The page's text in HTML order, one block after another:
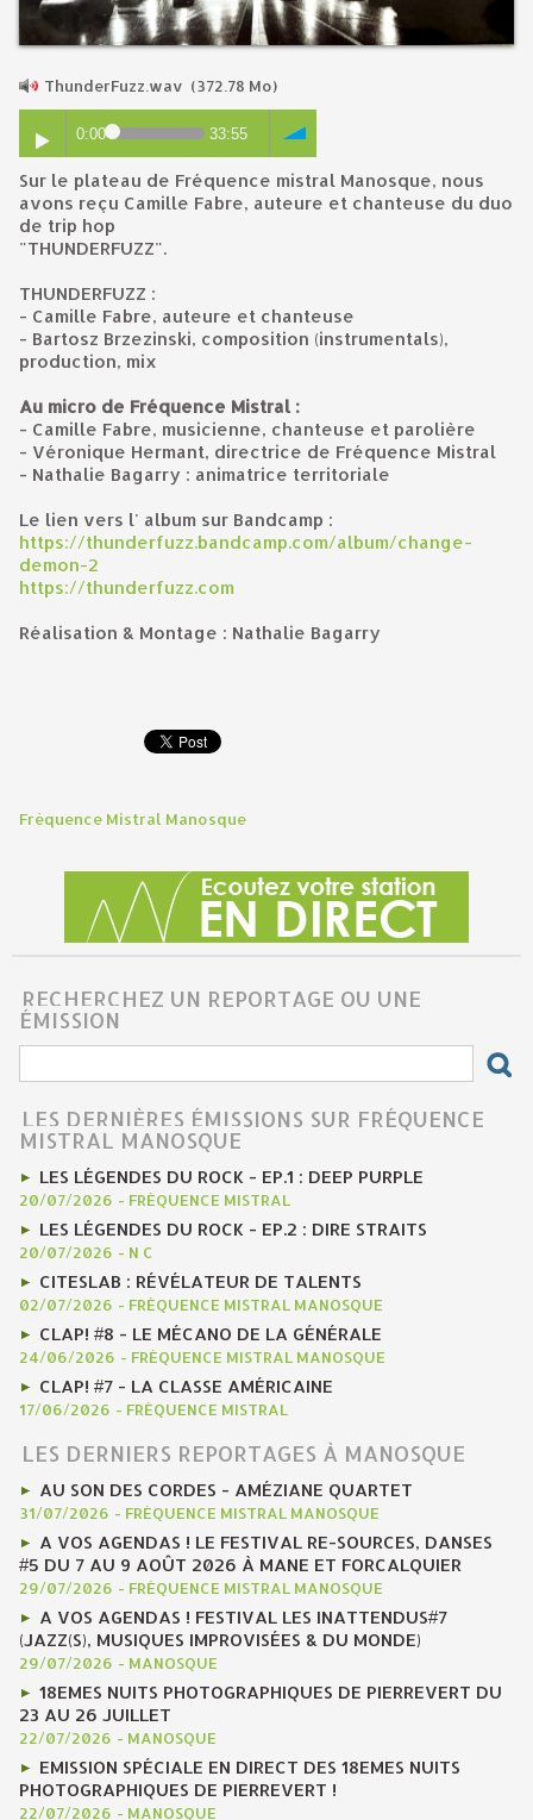
ThunderFuzz.wav (372.78 Mo)
0:00 33:55
Sur le plateau de Fréquence mistral Manosque, nous
avons reçu Camille Fabre, auteure et chanteuse du duo
de trip hop
"THUNDERFUZZ".
THUNDERFUZZ :
- Camille Fabre, auteure et chanteuse
- Bartosz Brzezinski, composition (instrumentals),
production, mix
Au micro de Fréquence Mistral :
- Camille Fabre, musicienne, chanteuse et parolière
- Véronique Hermant, directrice de Fréquence Mistral
- Nathalie Bagarry : animatrice territoriale
Le lien vers l' album sur Bandcamp :
https://thunderfuzz.bandcamp.com/album/change-
demon-2
https://thunderfuzz.com
Réalisation & Montage : Nathalie Bagarry
Fréquence Mistral Manosque
RECHERCHEZ UN REPORTAGE OU UNE
ÉMISSION
LES DERNIÈRES ÉMISSIONS SUR FRÉQUENCE
MISTRAL MANOSQUE
LES LÉGENDES DU ROCK - EP.1 : DEEP PURPLE
20/07/2026 - FRÉQUENCE MISTRAL
LES LÉGENDES DU ROCK - EP.2 : DIRE STRAITS
20/07/2026 - N C
CITESLAB : RÉVÉLATEUR DE TALENTS
02/07/2026 - FRÉQUENCE MISTRAL MANOSQUE
CLAP! #8 - LE MÉCANO DE LA GÉNÉRALE
24/06/2026 - FRÉQUENCE MISTRAL MANOSQUE
CLAP! #7 - LA CLASSE AMÉRICAINE
17/06/2026 - FRÉQUENCE MISTRAL
LES DERNIERS REPORTAGES À MANOSQUE
AU SON DES CORDES - AMÉZIANE QUARTET
31/07/2026 - FRÉQUENCE MISTRAL MANOSQUE
A VOS AGENDAS ! LE FESTIVAL RE-SOURCES, DANSES
#5 DU 7 AU 9 AOÛT 2026 À MANE ET FORCALQUIER
29/07/2026 - FRÉQUENCE MISTRAL MANOSQUE
A VOS AGENDAS ! FESTIVAL LES INATTENDUS#7
(JAZZ(S), MUSIQUES IMPROVISÉES & DU MONDE)
29/07/2026 - MANOSQUE
18EMES NUITS PHOTOGRAPHIQUES DE PIERREVERT DU
23 AU 26 JUILLET
22/07/2026 - MANOSQUE
EMISSION SPÉCIALE EN DIRECT DES 18EMES NUITS
PHOTOGRAPHIQUES DE PIERREVERT !
22/07/2026 - MANOSQUE